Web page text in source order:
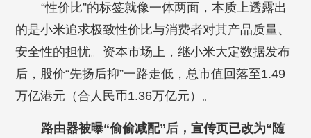
“性价比”的标签就像一体两面，本质上透露出
的是小米追求极致性价比与消费者对其产品质量、
安全性的担忧。资本市场上，继小米大定数据发布
后，股价“先扬后抑”一路走低，总市值回落至1.49
万亿港元（合人民币1.36万亿元）。
路由器被曝“偷偷减配”后，宣传页已改为“随